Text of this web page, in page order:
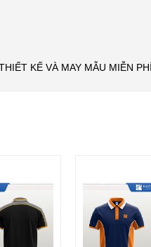
KẾ VÀ MAY MẪU MIỄN